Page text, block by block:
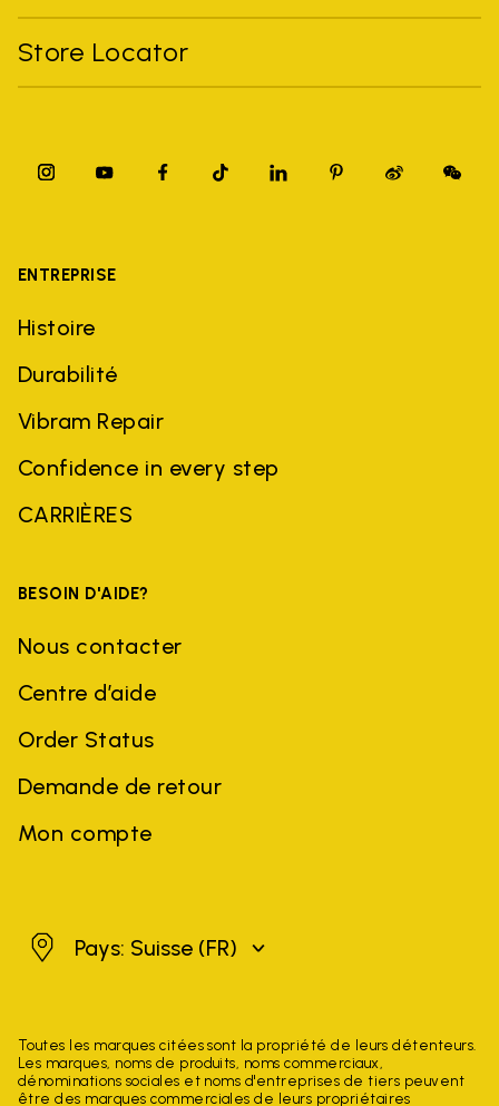
Store Locator
ENTREPRISE
Histoire
Durabilité
Vibram Repair
Confidence in every step
CARRIÈRES
BESOIN D'AIDE?
Nous contacter
Centre d’aide
Order Status
Demande de retour
Mon compte
SuissePays: Suisse (FR)
Toutes les marques citées sont la propriété de leurs détenteurs.
Les marques, noms de produits, noms commerciaux,
dénominations sociales et noms d'entreprises de tiers peuvent
être des marques commerciales de leurs propriétaires